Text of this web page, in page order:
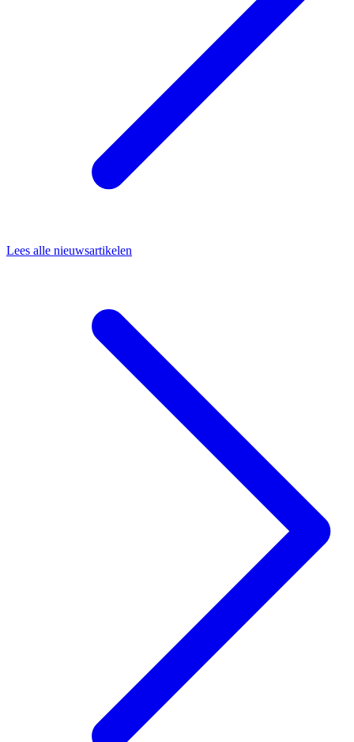
Lees alle nieuwsartikelen